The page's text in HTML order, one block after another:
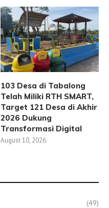
103 Desa di Tabalong
Telah Miliki RTH SMART,
Target 121 Desa di Akhir
2026 Dukung
Transformasi Digital
August 10, 2026
(49)